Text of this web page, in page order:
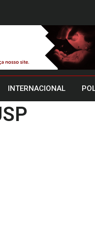
INTERNACIONAL